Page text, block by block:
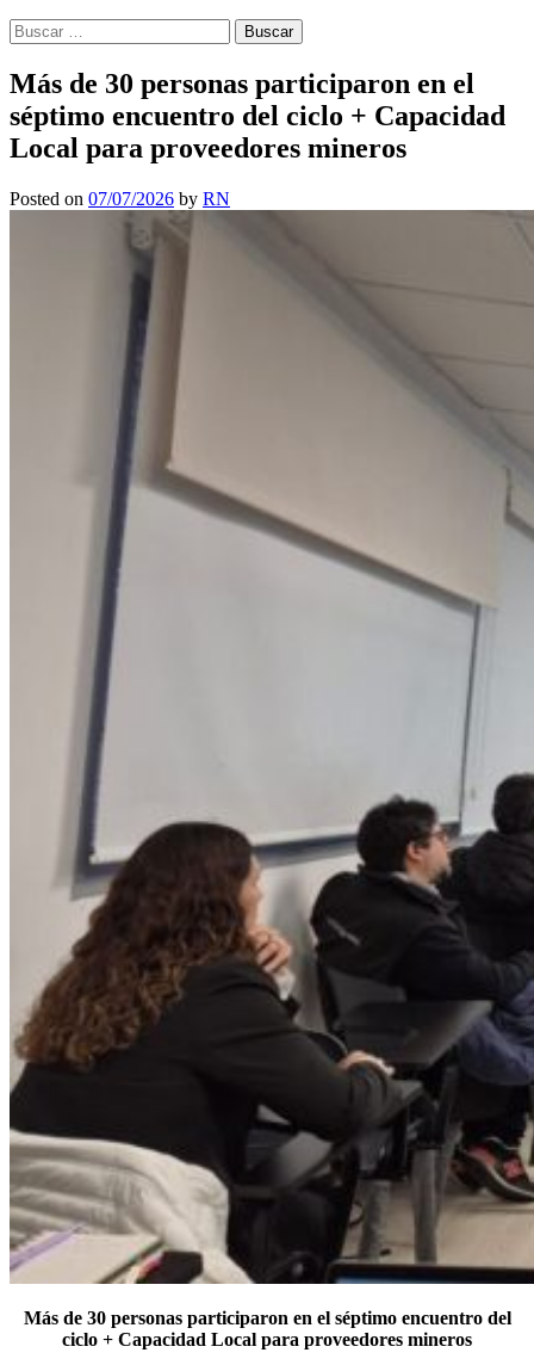
Buscar:
Más de 30 personas participaron en el
séptimo encuentro del ciclo + Capacidad
Local para proveedores mineros
Posted on 07/07/2026 by RN
Más de 30 personas participaron en el séptimo encuentro del
ciclo + Capacidad Local para proveedores mineros